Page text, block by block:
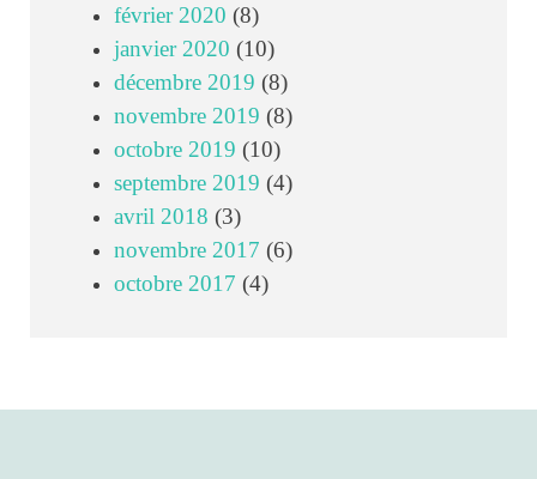
février 2020 (8)
janvier 2020 (10)
décembre 2019 (8)
novembre 2019 (8)
octobre 2019 (10)
septembre 2019 (4)
avril 2018 (3)
novembre 2017 (6)
octobre 2017 (4)